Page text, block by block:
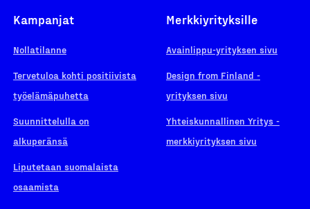
Kampanjat
Nollatilanne
Tervetuloa kohti positiivista
työelämäpuhetta
Suunnittelulla on
alkuperänsä
Liputetaan suomalaista
osaamista
Merkkiyrityksille
Avainlippu-yrityksen sivu
Design from Finland -
yrityksen sivu
Yhteiskunnallinen Yritys -
merkkiyrityksen sivu